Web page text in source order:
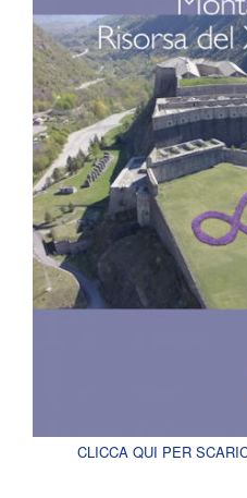
CLICCA QUI PER